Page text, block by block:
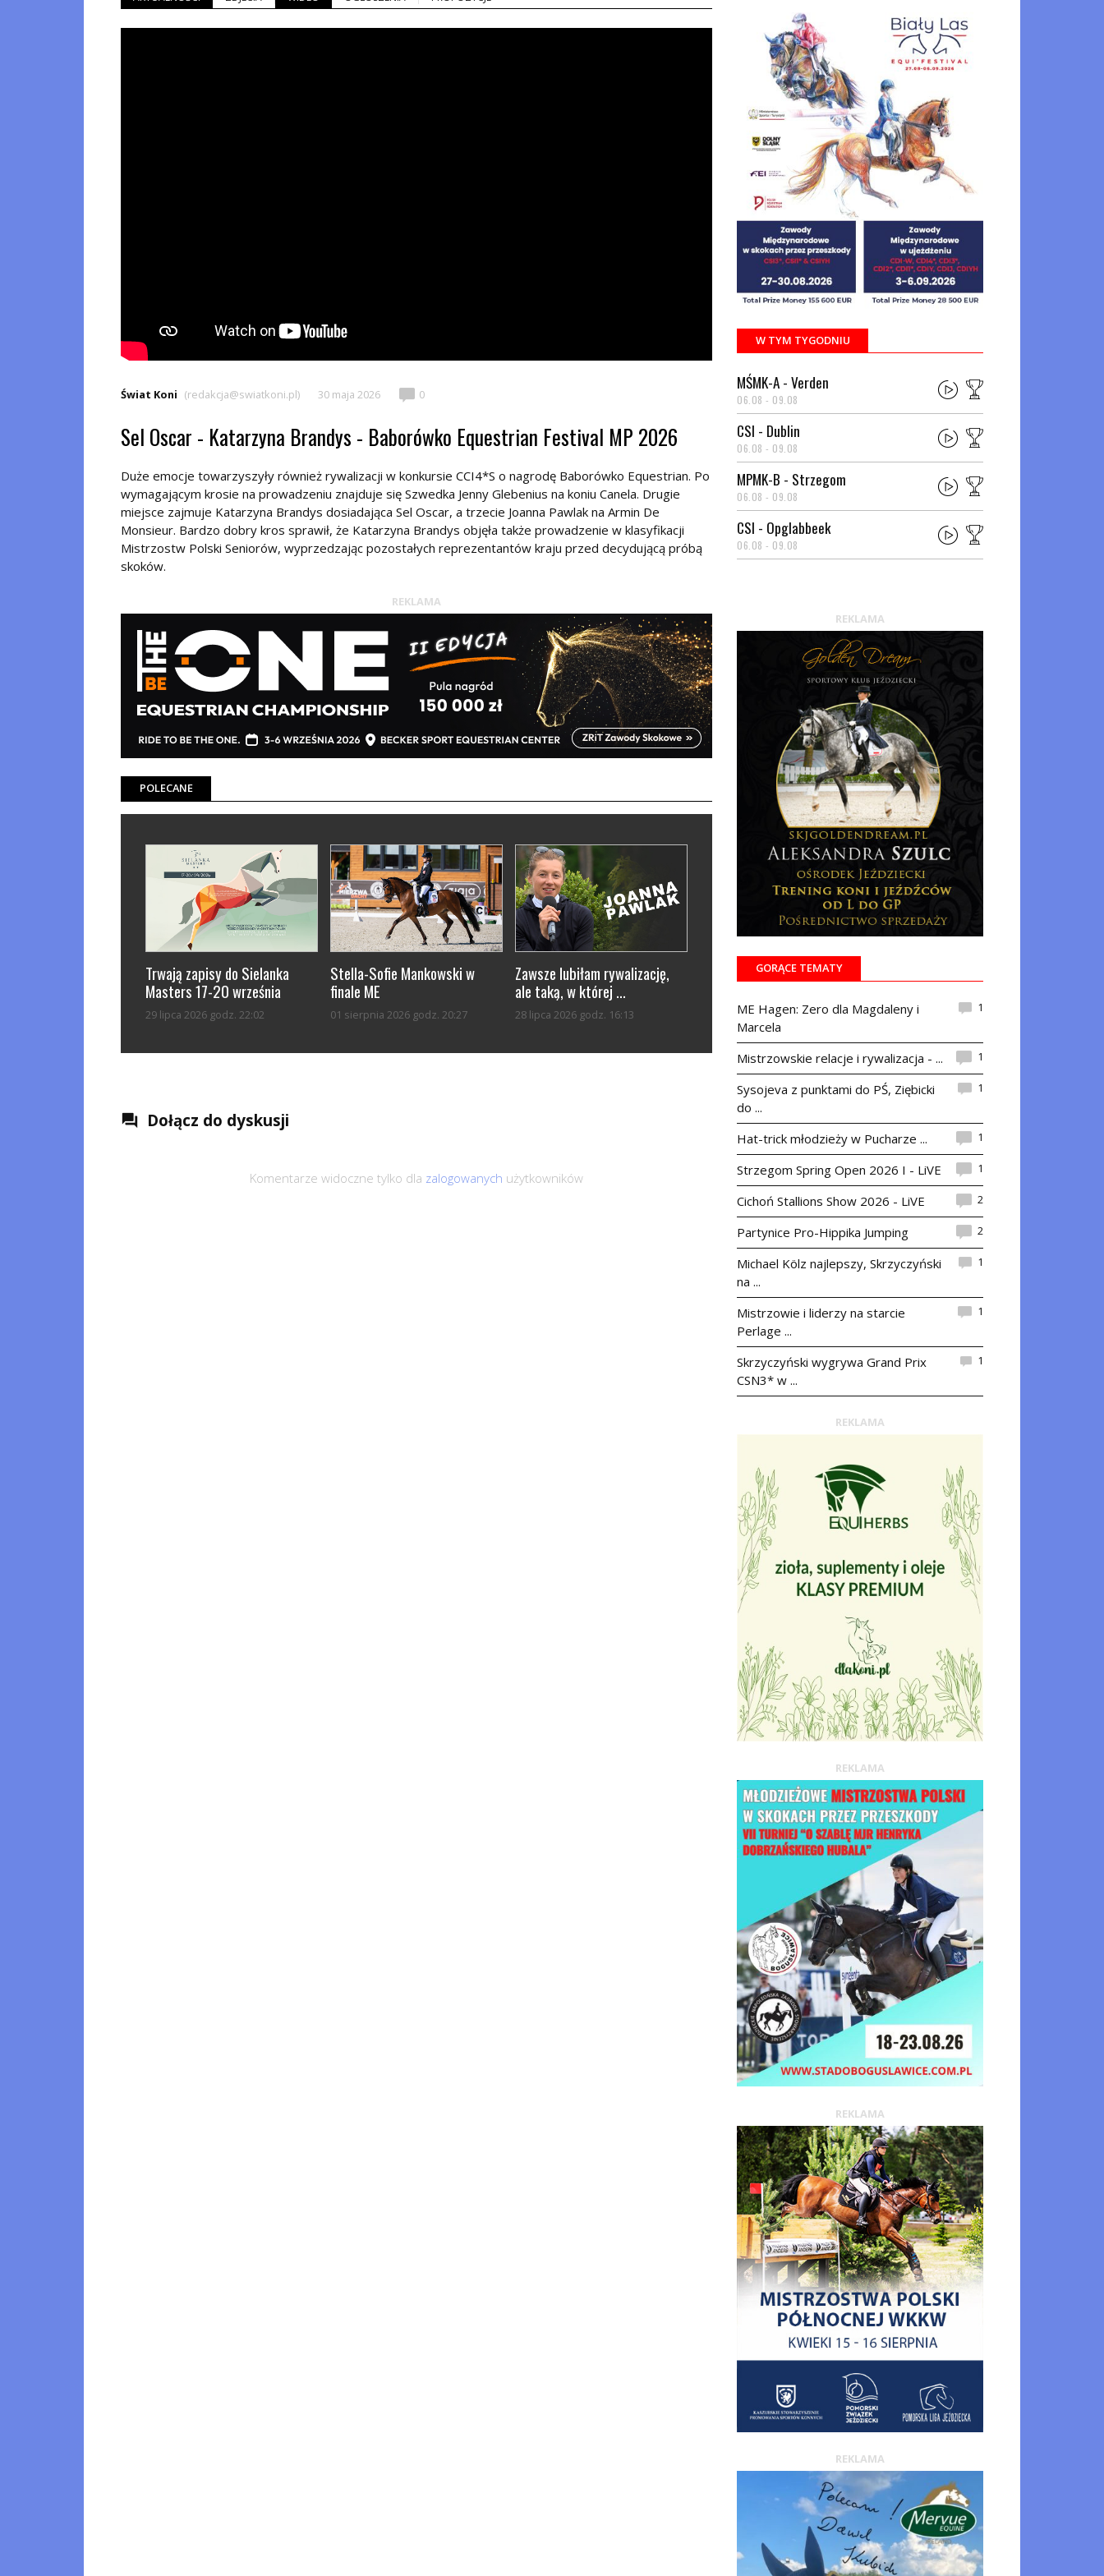
Świat Koni (redakcja@swiatkoni.pl) 30 maja 2026 0
Sel Oscar - Katarzyna Brandys - Baborówko Equestrian Festival MP 2026
Duże emocje towarzyszyły również rywalizacji w konkursie CCI4*S o nagrodę Baborówko Equestrian. Po
wymagającym krosie na prowadzeniu znajduje się Szwedka Jenny Glebenius na koniu Canela. Drugie
miejsce zajmuje Katarzyna Brandys dosiadająca Sel Oscar, a trzecie Joanna Pawlak na Armin De
Monsieur. Bardzo dobry kros sprawił, że Katarzyna Brandys objęła także prowadzenie w klasyfikacji
Mistrzostw Polski Seniorów, wyprzedzając pozostałych reprezentantów kraju przed decydującą próbą
skoków.
REKLAMA
POLECANE
Trwają zapisy do Sielanka
Masters 17-20 września
29 lipca 2026 godz. 22:02
Stella-Sofie Mankowski w
finale ME
01 sierpnia 2026 godz. 20:27
Zawsze lubiłam rywalizację,
ale taką, w której ...
28 lipca 2026 godz. 16:13
question_answer Dołącz do dyskusji
Komentarze widoczne tylko dla zalogowanych użytkowników
W TYM TYGODNIU
MŚMK-A - Verden
06.08 - 09.08
CSI - Dublin
06.08 - 09.08
MPMK-B - Strzegom
06.08 - 09.08
CSI - Opglabbeek
06.08 - 09.08
REKLAMA
GORĄCE TEMATY
ME Hagen: Zero dla Magdaleny i
Marcela
1
Mistrzowskie relacje i rywalizacja - ... 1
Sysojeva z punktami do PŚ, Ziębicki
do ...
1
Hat-trick młodzieży w Pucharze ... 1
Strzegom Spring Open 2026 I - LiVE 1
Cichoń Stallions Show 2026 - LiVE 2
Partynice Pro-Hippika Jumping 2
Michael Kölz najlepszy, Skrzyczyński
na ...
1
Mistrzowie i liderzy na starcie
Perlage ...
1
Skrzyczyński wygrywa Grand Prix
CSN3* w ...
1
REKLAMA
REKLAMA
REKLAMA
REKLAMA